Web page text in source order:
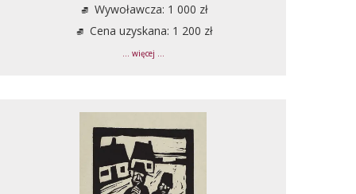
Wywoławcza: 1 000 zł
Cena uzyskana: 1 200 zł
... więcej ...